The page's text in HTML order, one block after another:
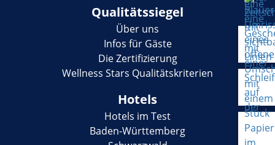
Qualitätssiegel
Über uns
Infos für Gäste
Die Zertifizierung
Wellness Stars Qualitätskriterien
Hotels
Hotels im Test
Baden-Württemberg